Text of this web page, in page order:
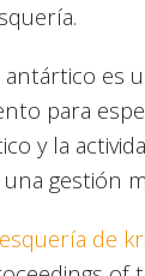
es
para
y la
gestión
de